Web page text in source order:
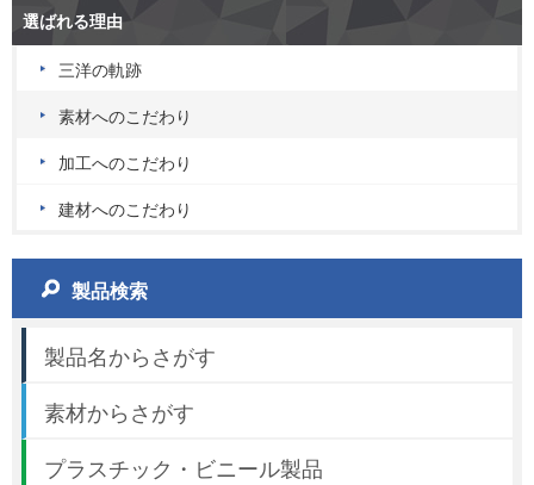
選ばれる理由
三洋の軌跡
素材へのこだわり
加工へのこだわり
建材へのこだわり
製品検索
製品名からさがす
素材からさがす
プラスチック・ビニール製品